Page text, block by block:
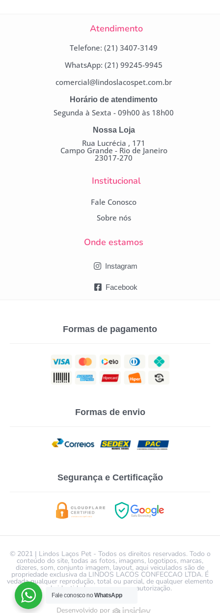
Atendimento
Telefone: (21) 3407-3149
WhatsApp: (21) 99245-9945
comercial@lindoslacospet.com.br
Horário de atendimento
Segunda à Sexta - 09h00 às 18h00
Nossa Loja
Rua Lucrécia , 171
Campo Grande - Rio de Janeiro
23017-270
Institucional
Fale Conosco
Sobre nós
Onde estamos
Instagram
Facebook
Formas de pagamento
Formas de envio
Segurança e Certificação
© 2021 | Lindos Laços Pet - Todos os direitos reservados. Todo o
conteúdo do site, todas as fotos, imagens, logotipos, marcas,
dizeres, som, conjunto imagem, layout, aqui veiculados são de
propriedade exclusiva da LINDOS LACOS CONFECCAO LTDA. É
vedada qualquer reprodução, total ou parcial, de qualquer elemento
de identidade, sem expressa autorização.
Desenvolvido por
Fale conosco noWhatsApp